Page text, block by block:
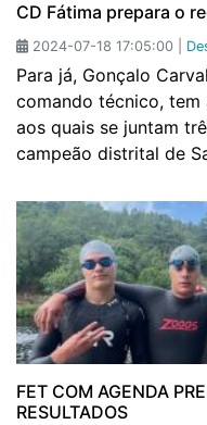
CD Fátima prepara o
2024-07-18 17:05:00 |
Para já, Gonçalo
comando técnico, tem
aos quais se juntam
campeão distrital de
FET COM AGENDA
RESULTADOS